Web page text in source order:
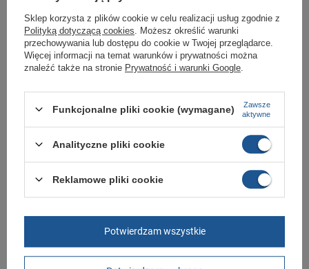
Logowanie z boku cholewki i na języku.
Klasyczne sznurowanie.
Idealne obuwie do każdej miejskiej stylizacji.
sklep Butomania.pl
Buty sportowe od Kappa w standardowych rozmiarach 40, 41, 42, 43, 44,
Sklep Butomania.pl to największy wybór obuwia sportowego dla całej
Sklep korzysta z plików cookie w celu realizacji usług zgodnie z
Polityką dotyczącą cookies . Możesz określić warunki
przechowywania lub dostępu do cookie w Twojej przeglądarce.
Więcej informacji na temat warunków i prywatności można
znaleźć także na stronie Prywatność i warunki Google
Funkcjonalne pliki cookie (wymagane)
Zawsze
aktywne
Analityczne pliki cookie
Reklamowe pliki cookie
Potwierdzam wszystkie